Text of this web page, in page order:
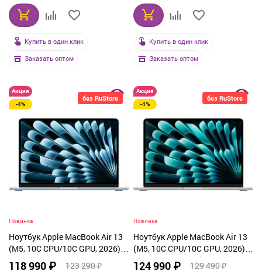
Купить в один клик
Заказать оптом
Купить в один клик
Заказать оптом
без RuStore
Акция
-4%
Новинка
Ноутбук Apple MacBook Air 13
(M5, 10C CPU/10C GPU, 2026),
16 ГБ, 1 ТБ SSD, Sky Blue
(MDHJ4)
118 990 ₽ 123 290 ₽
без RuStore
Акция
-4%
Новинка
Ноутбук Apple MacBook Air 13
(M5, 10C CPU/10C GPU, 2026),
16 ГБ, 1 ТБ SSD, Silver (MDH84)
124 990 ₽ 129 490 ₽